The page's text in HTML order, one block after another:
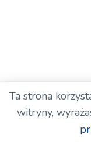
Ta strona
witryny,